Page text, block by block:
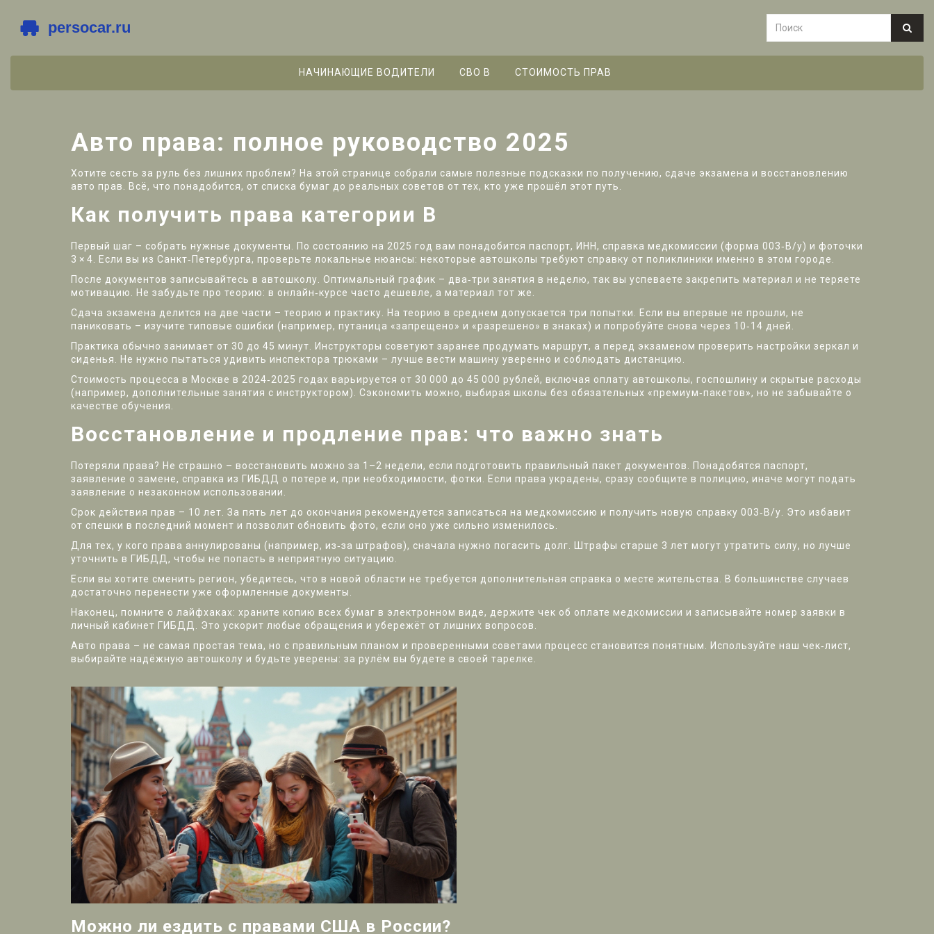
НАЧИНАЮЩИЕ ВОДИТЕЛИ СВО B СТОИМОСТЬ ПРАВ
Авто права: полное руководство 2025
Хотите сесть за руль без лишних проблем? На этой странице собрали самые полезные подсказки по получению, сдаче экзамена и восстановлению
авто прав. Всё, что понадобится, от списка бумаг до реальных советов от тех, кто уже прошёл этот путь.
Как получить права категории B
Первый шаг – собрать нужные документы. По состоянию на 2025 год вам понадобится паспорт, ИНН, справка медкомиссии (форма 003‑В/у) и фоточки
3 × 4. Если вы из Санкт‑Петербурга, проверьте локальные нюансы: некоторые автошколы требуют справку от поликлиники именно в этом городе.
После документов записывайтесь в автошколу. Оптимальный график – два‑три занятия в неделю, так вы успеваете закрепить материал и не теряете
мотивацию. Не забудьте про теорию: в онлайн‑курсе часто дешевле, а материал тот же.
Сдача экзамена делится на две части – теорию и практику. На теорию в среднем допускается три попытки. Если вы впервые не прошли, не
паниковать – изучите типовые ошибки (например, путаница «запрещено» и «разрешено» в знаках) и попробуйте снова через 10‑14 дней.
Практика обычно занимает от 30 до 45 минут. Инструкторы советуют заранее продумать маршрут, а перед экзаменом проверить настройки зеркал и
сиденья. Не нужно пытаться удивить инспектора трюками – лучше вести машину уверенно и соблюдать дистанцию.
Стоимость процесса в Москве в 2024‑2025 годах варьируется от 30 000 до 45 000 рублей, включая оплату автошколы, госпошлину и скрытые расходы
(например, дополнительные занятия с инструктором). Сэкономить можно, выбирая школы без обязательных «премиум‑пакетов», но не забывайте о
качестве обучения.
Восстановление и продление прав: что важно знать
Потеряли права? Не страшно – восстановить можно за 1–2 недели, если подготовить правильный пакет документов. Понадобятся паспорт,
заявление о замене, справка из ГИБДД о потере и, при необходимости, фотки. Если права украдены, сразу сообщите в полицию, иначе могут подать
заявление о незаконном использовании.
Срок действия прав – 10 лет. За пять лет до окончания рекомендуется записаться на медкомиссию и получить новую справку 003‑В/у. Это избавит
от спешки в последний момент и позволит обновить фото, если оно уже сильно изменилось.
Для тех, у кого права аннулированы (например, из‑за штрафов), сначала нужно погасить долг. Штрафы старше 3 лет могут утратить силу, но лучше
уточнить в ГИБДД, чтобы не попасть в неприятную ситуацию.
Если вы хотите сменить регион, убедитесь, что в новой области не требуется дополнительная справка о месте жительства. В большинстве случаев
достаточно перенести уже оформленные документы.
Наконец, помните о лайфхаках: храните копию всех бумаг в электронном виде, держите чек об оплате медкомиссии и записывайте номер заявки в
личный кабинет ГИБДД. Это ускорит любые обращения и убережёт от лишних вопросов.
Авто права – не самая простая тема, но с правильным планом и проверенными советами процесс становится понятным. Используйте наш чек‑лист,
выбирайте надёжную автошколу и будьте уверены: за рулём вы будете в своей тарелке.
Можно ли ездить с правами США в России?